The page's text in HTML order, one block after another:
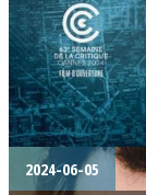
2024-06-05